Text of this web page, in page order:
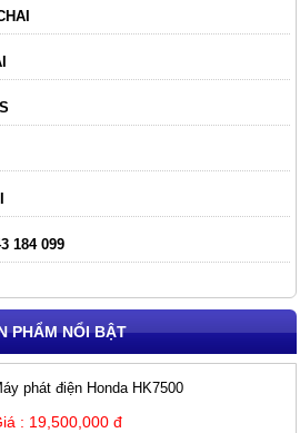
184 099
PHẨM NỔI BẬT
phát điện Honda HK7500
: 19,500,000 đ